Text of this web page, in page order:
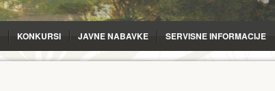
KONKURSI JAVNE NABAVKE SERVISNE INFORMACIJE